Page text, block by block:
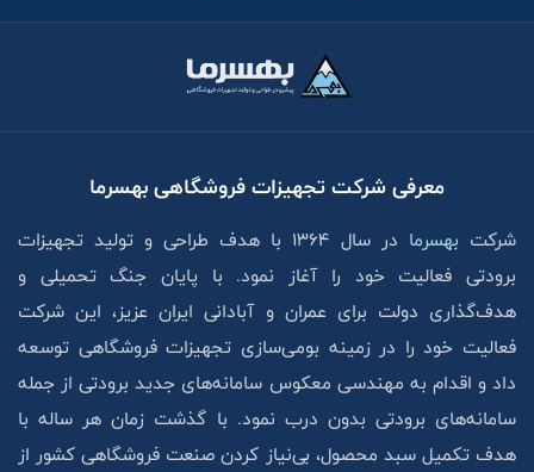
معرفی شرکت تجهیزات فروشگاهی بهسرما
شرکت بهسرما
در سال ۱۳۶۴ با هدف طراحی و تولید تجهیزات
برودتی فعالیت خود را آغاز نمود. با پایان جنگ تحمیلی و
هدف‌گذاری دولت برای عمران و آبادانی ایران عزیز، این شرکت
فعالیت خود را در زمینه بومی‌سازی تجهیزات فروشگاهی توسعه
داد و اقدام به مهندسی معکوس سامانه‌های جدید برودتی از جمله
سامانه‌های برودتی بدون درب نمود. با گذشت زمان هر ساله با
هدف تکمیل سبد محصول، بی‌نیاز کردن صنعت فروشگاهی کشور از